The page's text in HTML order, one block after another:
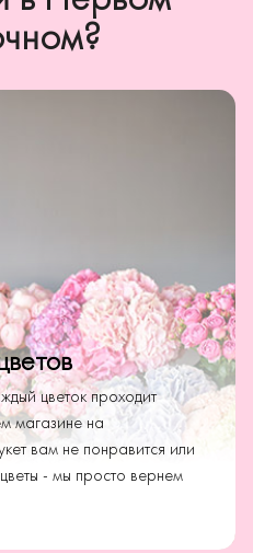
цветок проходит
магазине на
вам не понравится или
- мы просто вернем